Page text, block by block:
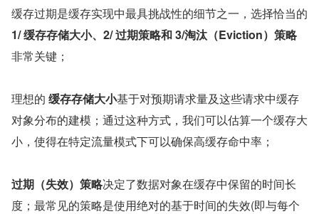
1/ 缓存存储大小、2/ 过期策略和 3/淘汰（Eviction）策略
非常关键；
理想的 缓存存储大小基于对预期请求量及这些请求中缓存
对象分布的建模；通过这种方式，我们可以估算一个缓存大
小，使得在特定流量模式下可以确保高缓存命中率；
过期（失效）策略决定了数据对象在缓存中保留的时间长
度；最常见的策略是使用绝对的基于时间的失效(即与每个